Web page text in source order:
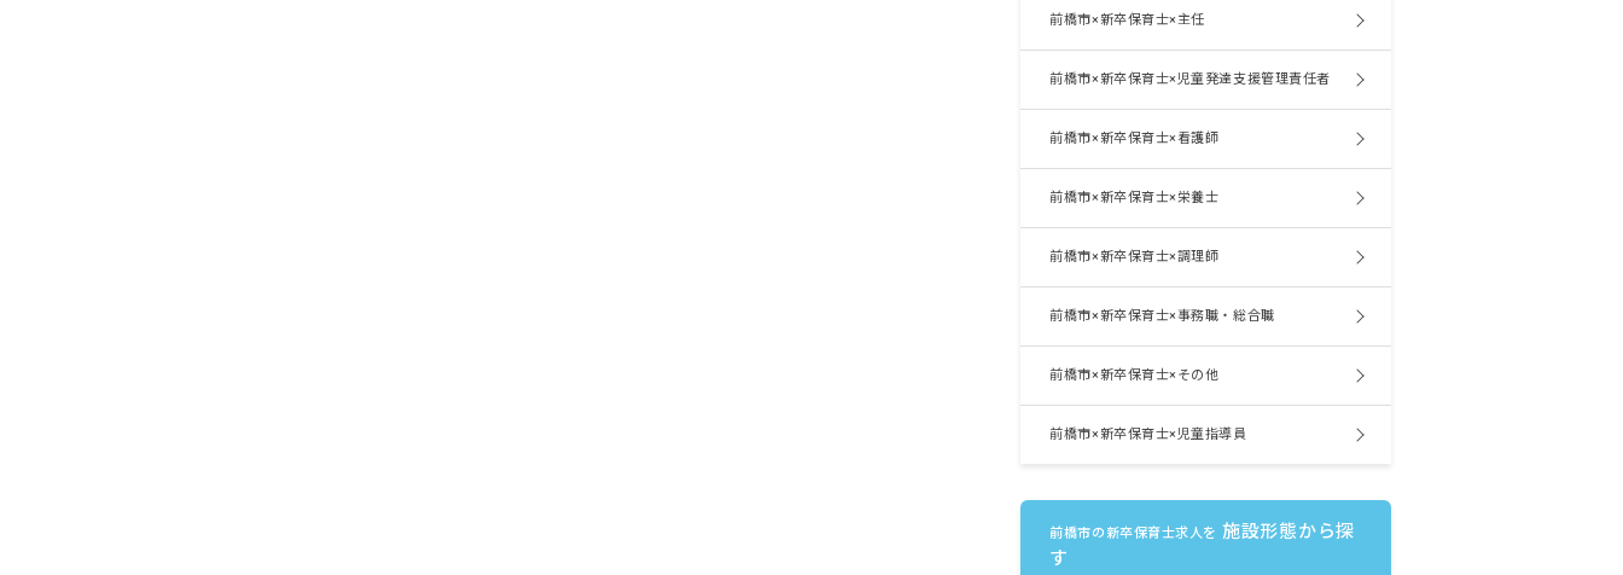
前橋市×新卒保育士×主任
前橋市×新卒保育士×児童発達支援管理責任者
前橋市×新卒保育士×看護師
前橋市×新卒保育士×栄養士
前橋市×新卒保育士×調理師
前橋市×新卒保育士×事務職・総合職
前橋市×新卒保育士×その他
前橋市×新卒保育士×児童指導員
前橋市の新卒保育士求人を 施設形態から探
す